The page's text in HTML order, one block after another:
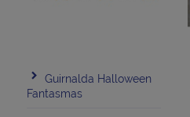
Guirnalda Halloween
Fantasmas